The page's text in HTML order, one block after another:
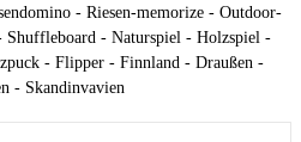
- Riesen-memorize - Outdoor-
- Naturspiel - Holzspiel -
- Flipper - Finnland - Draußen -
- Skandinvavien